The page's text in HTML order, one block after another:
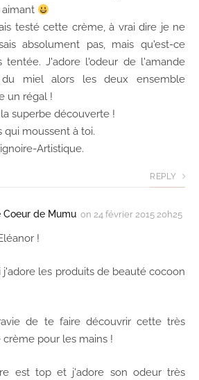
testé cette crème, à vrai dire je ne
absolument pas, mais qu'est-ce
tentée. J'adore l'odeur de l'amande
miel alors les deux ensemble
un régal !
superbe découverte !
qui moussent à toi.
Artistique.
REPLY
Coeur de Mumu on 24 février 2015 20h25
!
j'adore les produits de beauté cocoon
de te faire découvrir cette très
pour les mains !
est top et j'adore son odeur très